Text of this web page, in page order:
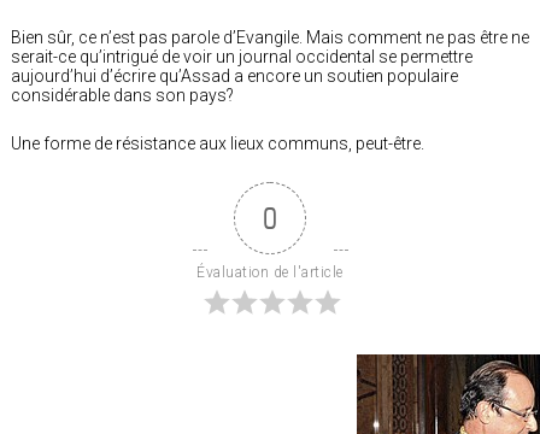
Bien sûr, ce n’est pas parole d’Evangile. Mais comment ne pas être ne
serait-ce qu’intrigué de voir un journal occidental se permettre
aujourd’hui d’écrire qu’Assad a encore un soutien populaire
considérable dans son pays?
Une forme de résistance aux lieux communs, peut-être.
0
Évaluation de l'article